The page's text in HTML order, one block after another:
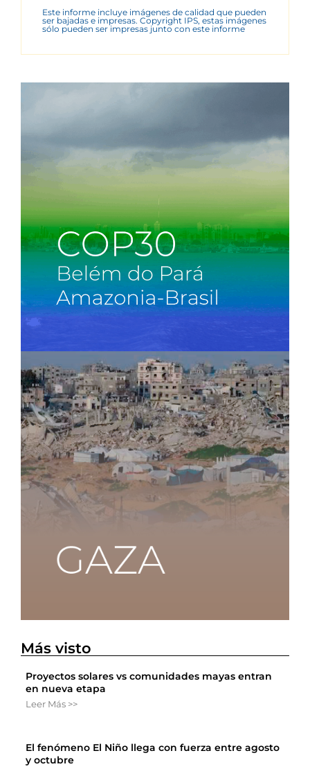
Este informe incluye imágenes de calidad que pueden
ser bajadas e impresas. Copyright IPS, estas imágenes
sólo pueden ser impresas junto con este informe
Más visto
Proyectos solares vs comunidades mayas entran
en nueva etapa
Leer Más >>
El fenómeno El Niño llega con fuerza entre agosto
y octubre